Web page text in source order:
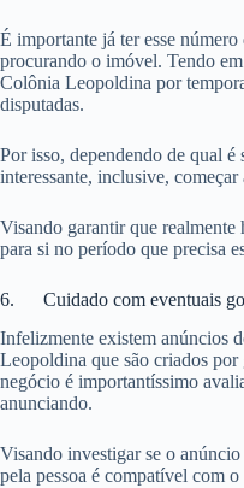
É importante já ter esse
procurando o imóvel. Tendo
Colônia Leopoldina por
disputadas.
Por isso, dependendo de qual
interessante, inclusive,
Visando garantir que
para si no período que precisa
6. Cuidado com eventuais
Infelizmente existem anúncios
Leopoldina que são criados por
negócio é importantíssimo
anunciando.
Visando investigar se o
pela pessoa é compatível com